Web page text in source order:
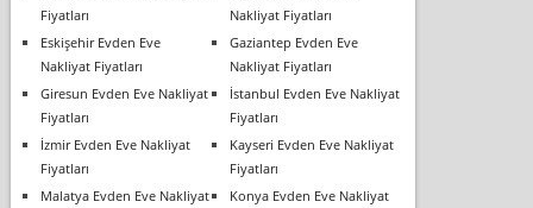
Fiyatları
Nakliyat Fiyatları
Eskişehir Evden Eve
Nakliyat Fiyatları
Gaziantep Evden Eve
Nakliyat Fiyatları
Giresun Evden Eve Nakliyat
Fiyatları
İstanbul Evden Eve Nakliyat
Fiyatları
İzmir Evden Eve Nakliyat
Fiyatları
Kayseri Evden Eve Nakliyat
Fiyatları
Malatya Evden Eve Nakliyat
Konya Evden Eve Nakliyat